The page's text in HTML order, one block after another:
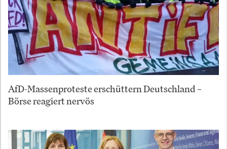
AfD-Massenproteste erschüttern Deutschland –
Börse reagiert nervös